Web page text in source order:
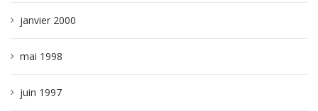
janvier 2000
mai 1998
juin 1997